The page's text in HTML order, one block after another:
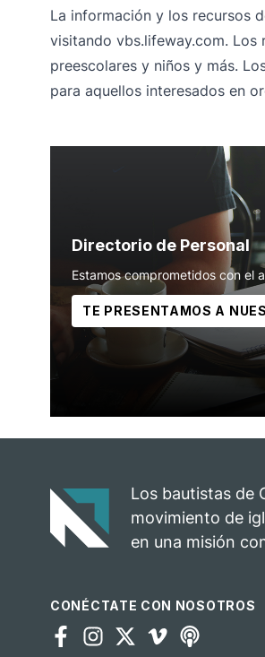
La información y los recursos
visitando vbs.lifeway.com. Los
preescolares y niños y más.
para aquellos interesados en
Directorio de Personal
Estamos comprometidos con el
TE PRESENTAMOS A
Los bautistas de
movimiento de
en una misión
CONÉCTATE CON NOSOTROS